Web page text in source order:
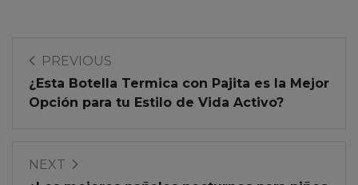
PREVIOUS
¿Esta Botella Termica con Pajita es la Mejor
Opción para tu Estilo de Vida Activo?
NEXT